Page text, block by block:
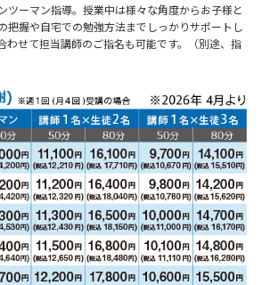
ツーマン指導。授業中は様々な角度からお子様と
把握や自宅での勉強方法までしっかりサポートし
わせて担当講師のご指名も可能です。（別途、指